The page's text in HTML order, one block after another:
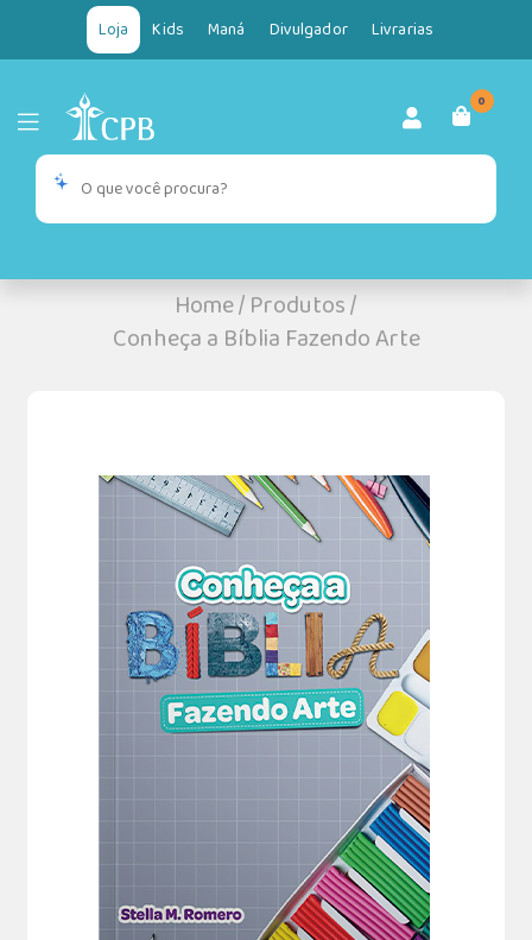
Loja Kids Maná Divulgador Livrarias
0
Home/Produtos/
Conheça a Bíblia Fazendo Arte